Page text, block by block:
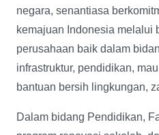
negara, senantiasa
kemajuan Indonesia melalui
perusahaan baik dalam
infrastruktur, pendidikan,
bantuan bersih lingkungan,
Dalam bidang Pendidikan,